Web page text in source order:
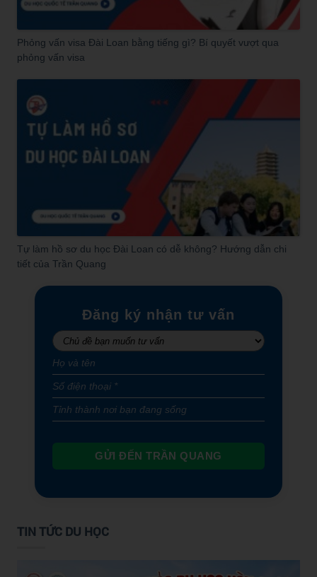
Phỏng vấn visa Đài Loan bằng tiếng gì? Bí quyết vượt qua
phỏng vấn visa
Tự làm hồ sơ du học Đài Loan có dễ không? Hướng dẫn chi
tiết của Trần Quang
Đăng ký nhận tư vấn
GỬI ĐẾN TRẦN QUANG
TIN TỨC DU HỌC